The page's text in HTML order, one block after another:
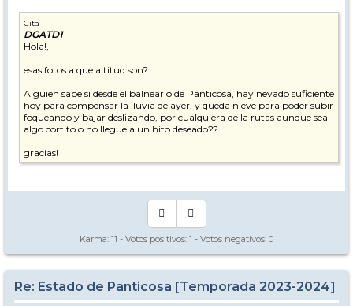
Cita
DGATD1
Hola!,
esas fotos a que altitud son?
Alguien sabe si desde el balneario de Panticosa, hay nevado suficiente
hoy para compensar la lluvia de ayer, y queda nieve para poder subir
foqueando y bajar deslizando, por cualquiera de la rutas aunque sea
algo cortito o no llegue a un hito deseado??
gracias!
Karma: 11 - Votos positivos: 1 - Votos negativos: 0
Re: Estado de Panticosa [Temporada 2023-2024]